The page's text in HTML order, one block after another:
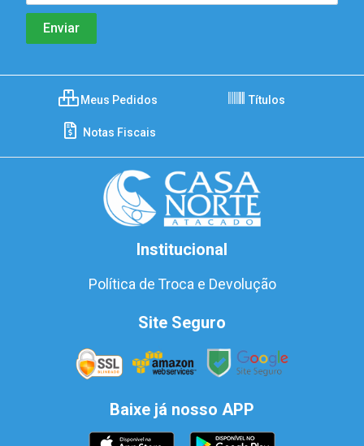
Meus Pedidos Títulos
Notas Fiscais
Institucional
Política de Troca e Devolução
Site Seguro
Baixe já nosso APP